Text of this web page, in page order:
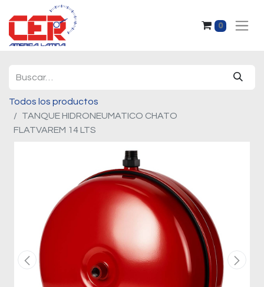
0
Todos los productos
TANQUE HIDRONEUMATICO CHATO
FLATVAREM 14 LTS